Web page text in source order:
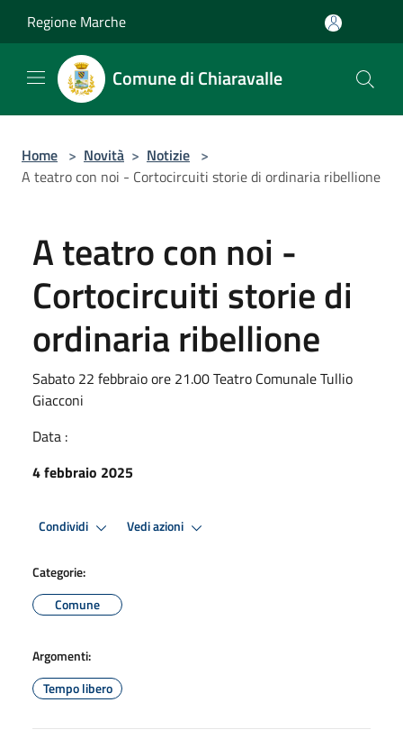
Regione Marche
Comune di Chiaravalle
Home > Novità > Notizie >
A teatro con noi - Cortocircuiti storie di ordinaria ribellione
A teatro con noi -
Cortocircuiti storie di
ordinaria ribellione
Sabato 22 febbraio ore 21.00 Teatro Comunale Tullio
Giacconi
Data :
4 febbraio 2025
Condividi Vedi azioni
Categorie:
Comune
Argomenti:
Tempo libero